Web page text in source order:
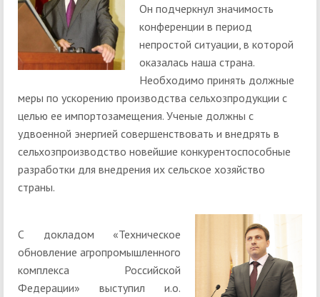
Он подчеркнул значимость
конференции в период
непростой ситуации, в которой
оказалась наша страна.
Необходимо принять должные
меры по ускорению производства сельхозпродукции с
целью ее импортозамещения. Ученые должны с
удвоенной энергией совершенствовать и внедрять в
сельхозпроизводство новейшие конкурентоспособные
разработки для внедрения их сельское хозяйство
страны.
С докладом «Техническое
обновление агропромышленного
комплекса Российской
Федерации» выступил и.о.